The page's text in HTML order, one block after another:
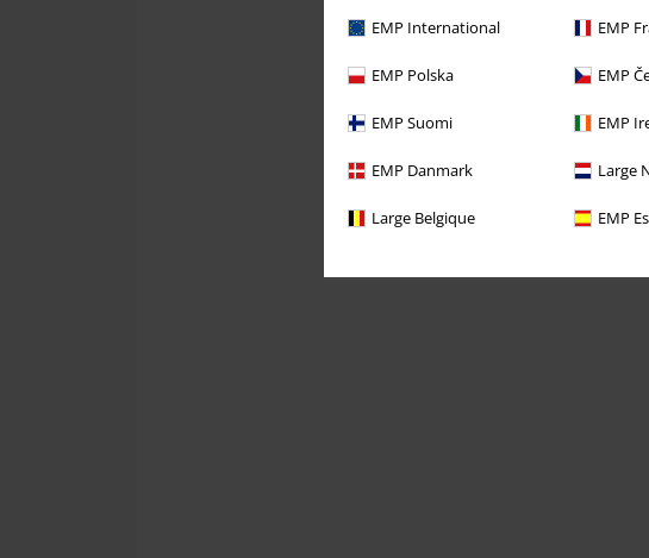
EMP International EMP
EMP Polska EMP
EMP Suomi EMP
EMP Danmark Large
Large Belgique EMP